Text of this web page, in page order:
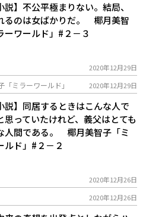
説】不公平極まりない。結局、
るのは女ばかりだ。 椰月美智
ーワールド」#２－３
2020年12月29日
「ミラーワールド」 2020年12月29日
説】同居するときはこんな人で
思っていたけれど、義父はとても
人間である。 椰月美智子「ミ
ルド」#２－２
2020年12月26日
2020年12月26日